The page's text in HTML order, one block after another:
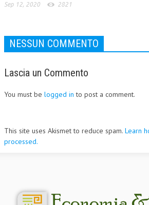
Sep 12, 2020 2821
NESSUN COMMENTO
Lascia un Commento
You must be logged in to post a comment.
This site uses Akismet to reduce spam. Learn
processed.